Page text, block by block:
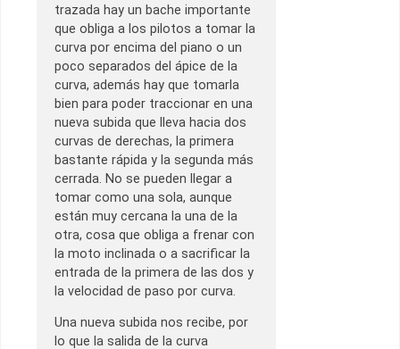
trazada hay un bache importante
que obliga a los pilotos a tomar la
curva por encima del piano o un
poco separados del ápice de la
curva, además hay que tomarla
bien para poder traccionar en una
nueva subida que lleva hacia dos
curvas de derechas, la primera
bastante rápida y la segunda más
cerrada. No se pueden llegar a
tomar como una sola, aunque
están muy cercana la una de la
otra, cosa que obliga a frenar con
la moto inclinada o a sacrificar la
entrada de la primera de las dos y
la velocidad de paso por curva.
Una nueva subida nos recibe, por
lo que la salida de la curva